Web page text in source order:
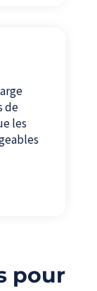
de
les
pour